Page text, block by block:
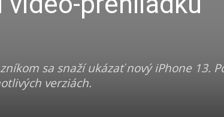
sa snaží ukázať nový iPhone 13.
verziách.